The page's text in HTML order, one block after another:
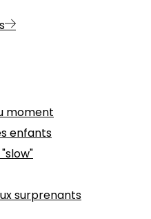
moment
enfants
surprenants